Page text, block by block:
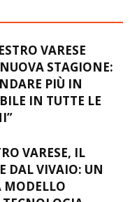
VARESE
STAGIONE:
PIÙ IN
IN TUTTE LE
VARESE, IL
DAL VIVAIO: UN
MODELLO